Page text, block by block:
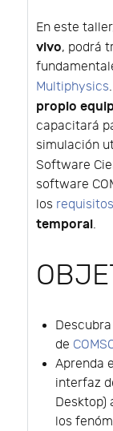
En este
vivo, podrá
Multiphysics
propio
capacitará
simulación
Software
software
los
temporal.
de
Aprenda
interfaz
Desktop)
los